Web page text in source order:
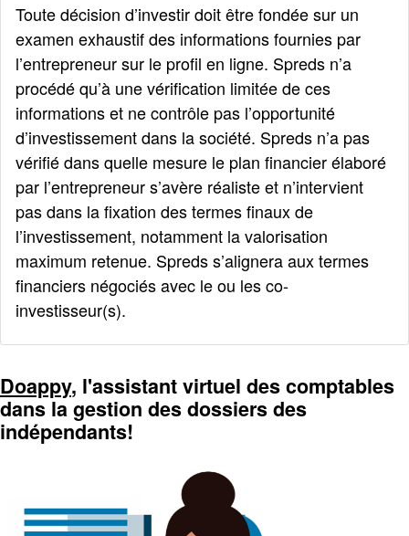
Toute décision d’investir doit être fondée sur un
examen exhaustif des informations fournies par
l’entrepreneur sur le profil en ligne. Spreds n’a
procédé qu’à une vérification limitée de ces
informations et ne contrôle pas l’opportunité
d’investissement dans la société. Spreds n’a pas
vérifié dans quelle mesure le plan financier élaboré
par l’entrepreneur s’avère réaliste et n’intervient
pas dans la fixation des termes finaux de
l’investissement, notamment la valorisation
maximum retenue. Spreds s’alignera aux termes
financiers négociés avec le ou les co-
investisseur(s).
Doappy, l'assistant virtuel des comptables
dans la gestion des dossiers des
indépendants!